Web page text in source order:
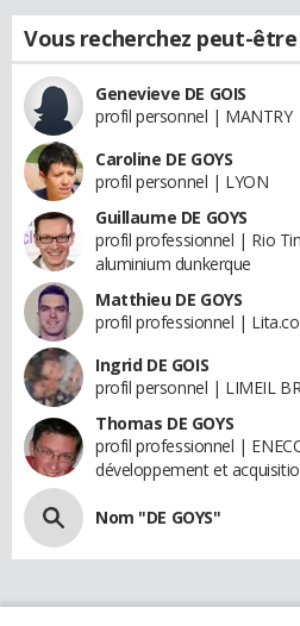
Vous recherchez peut-être
Genevieve DE GOIS
profil personnel | MANTRY
Caroline DE GOYS
profil personnel | LYON
Guillaume DE GOYS
profil professionnel | Rio
aluminium dunkerque
Matthieu DE GOYS
profil professionnel |
Ingrid DE GOIS
profil personnel | LIMEIL
Thomas DE GOYS
profil professionnel |
développement et
Nom "DE GOYS"